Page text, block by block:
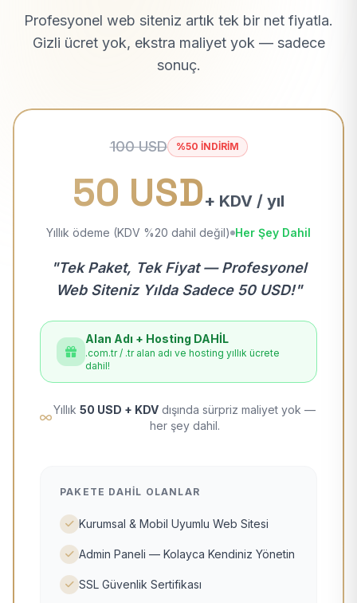
Profesyonel web siteniz artık tek bir net fiyatla.
Gizli ücret yok, ekstra maliyet yok — sadece
sonuç.
100 USD %50 İNDİRİM
50 USD+ KDV / yıl
Yıllık ödeme (KDV %20 dahil değil) Her Şey Dahil
"Tek Paket, Tek Fiyat — Profesyonel
Web Siteniz Yılda Sadece 50 USD!"
Alan Adı + Hosting DAHİL
.com.tr / .tr alan adı ve hosting yıllık ücrete
dahil!
Yıllık 50 USD + KDV dışında sürpriz maliyet yok —
her şey dahil.
PAKETE DAHIL OLANLAR
Kurumsal & Mobil Uyumlu Web Sitesi
Admin Paneli — Kolayca Kendiniz Yönetin
SSL Güvenlik Sertifikası